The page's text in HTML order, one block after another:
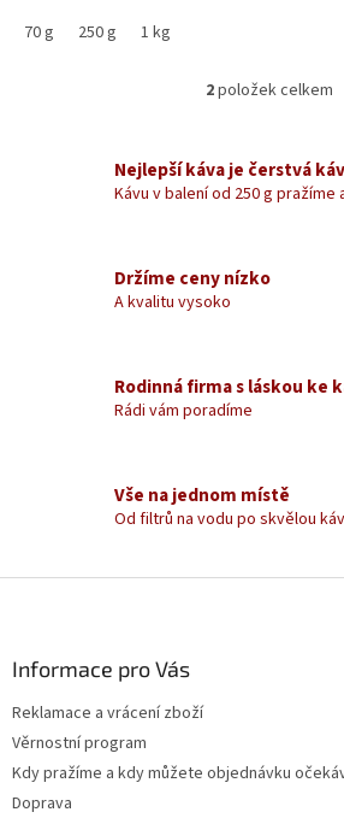
70 g
250 g 1 kg
O
á
d
p
y
v
s
u
2položek celkem
Nejlepší káva je čerstvá
Kávu v balení od 250 g pražíme
Držíme ceny nízko
A kvalitu vysoko
Rodinná firma s láskou ke
Rádi vám poradíme
Vše na jednom místě
Od filtrů na vodu po skvělou
Informace pro Vás
Reklamace a vrácení zboží
Věrnostní program
Kdy pražíme a kdy můžete objednávku
Doprava